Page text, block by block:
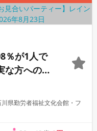
％が1人で
方への婚
県勤労者福祉文化会館・フ